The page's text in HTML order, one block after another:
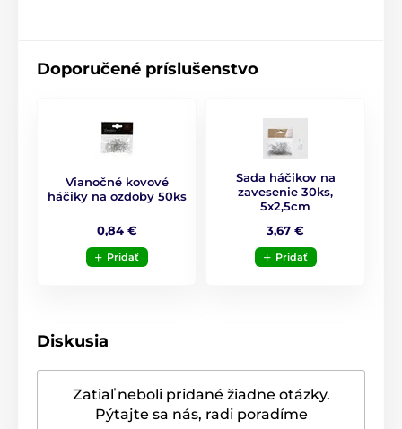
: ružová, zlatá
Produkt je zaradený v kategóriách
Vianočné ozdoby Vianočné ozdoby
Vianočná sladká kolekcia
Doporučené príslušenstvo
Vianočné kovové
háčiky na ozdoby 50ks
0,84 €
Pridať
Sada háčikov na
zavesenie 30ks,
5x2,5cm
3,67 €
Pridať
Diskusia
Zatiaľ neboli pridané žiadne otázky.
Pýtajte sa nás, radi poradíme